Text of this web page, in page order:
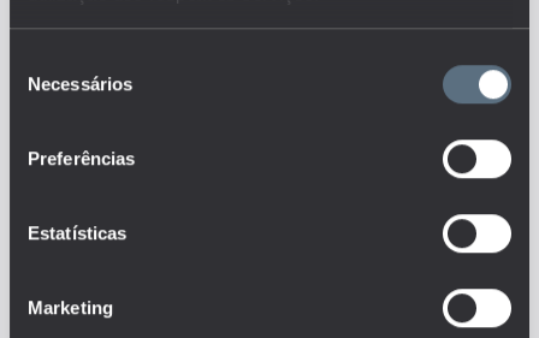
Necessários
Preferências
Estatísticas
Marketing
conjunto que responde às
questões:
de ensino em Portugal?
Portugal (investimento público e
privado)?